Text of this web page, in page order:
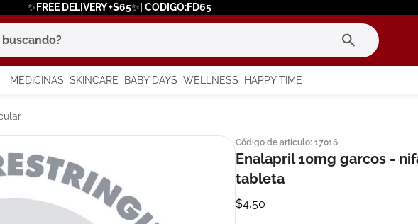
✨FREE DELIVERY +$65✨| CODIGO:FD65
MEDICINAS SKINCARE BABY DAYS WELLNESS HAPPY TIME
Código de artículo: 17016
Enalapril 10mg garcos -
tableta
$4,50
más buscados